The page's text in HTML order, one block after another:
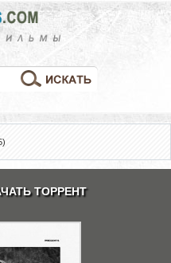
ТОРРЕНТ